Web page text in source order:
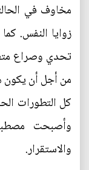
مخاوف في
زوايا النفس.
تحدي وصراع
من أجل أن يكون
كل التطورات
وأصبحت
والاستقرار.